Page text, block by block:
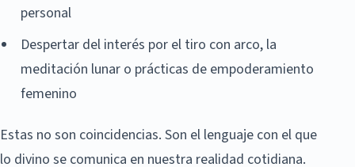
personal
Despertar del interés por el tiro con arco, la
meditación lunar o prácticas de empoderamiento
femenino
Estas no son coincidencias. Son el lenguaje con el que
lo divino se comunica en nuestra realidad cotidiana.